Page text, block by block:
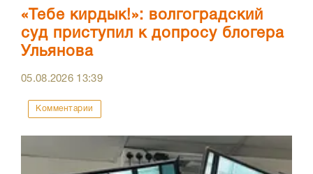
«Тебе кирдык!»: волгоградский
суд приступил к допросу блогера
Ульянова
05.08.2026 13:39
Комментарии